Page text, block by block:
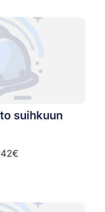
suihkuun